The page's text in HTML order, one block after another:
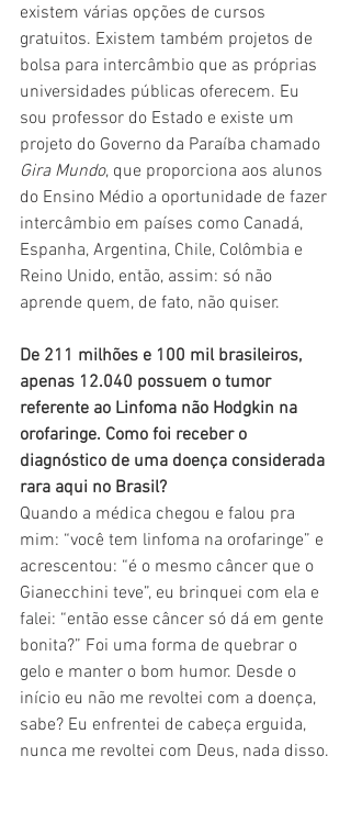
existem várias opções de cursos
gratuitos. Existem também projetos de
bolsa para intercâmbio que as próprias
universidades públicas oferecem. Eu
sou professor do Estado e existe um
projeto do Governo da Paraíba chamado
Gira Mundo, que proporciona aos alunos
do Ensino Médio a oportunidade de fazer
intercâmbio em países como Canadá,
Espanha, Argentina, Chile, Colômbia e
Reino Unido, então, assim: só não
aprende quem, de fato, não quiser.
De 211 milhões e 100 mil brasileiros,
apenas 12.040 possuem o tumor
referente ao Linfoma não Hodgkin na
orofaringe. Como foi receber o
diagnóstico de uma doença considerada
rara aqui no Brasil?
Quando a médica chegou e falou pra
mim: “você tem linfoma na orofaringe” e
acrescentou: “é o mesmo câncer que o
Gianecchini teve”, eu brinquei com ela e
falei: “então esse câncer só dá em gente
bonita?” Foi uma forma de quebrar o
gelo e manter o bom humor. Desde o
início eu não me revoltei com a doença,
sabe? Eu enfrentei de cabeça erguida,
nunca me revoltei com Deus, nada disso.